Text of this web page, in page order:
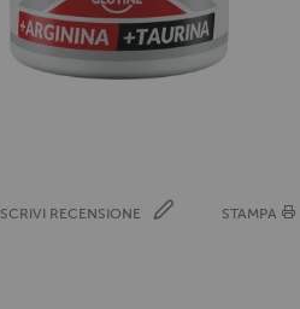
SCRIVI RECENSIONE STAMPA